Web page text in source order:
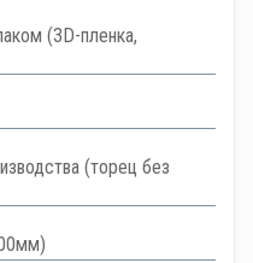
(3D-пленка,
(торец без